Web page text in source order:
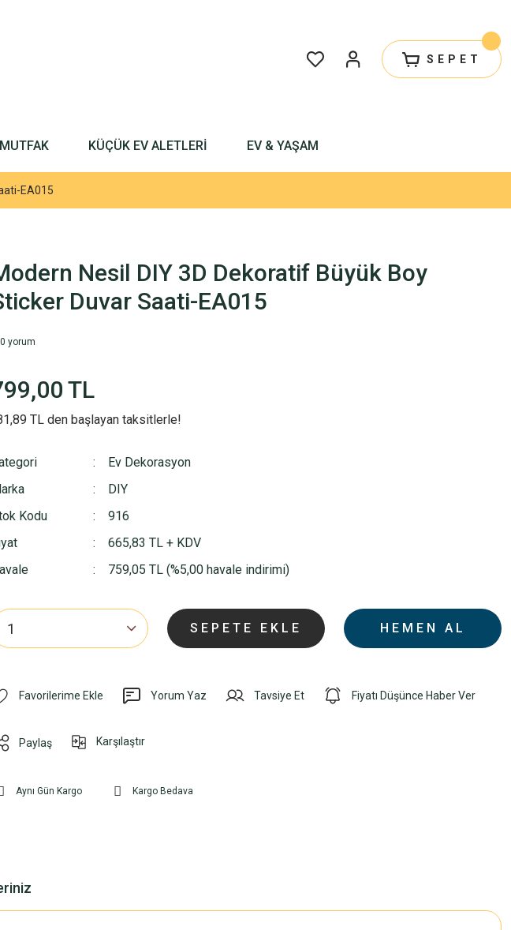
SEPET
MUTFAK KÜÇÜK EV ALETLERİ EV & YAŞAM
EA015
Nesil DIY 3D Dekoratif Büyük Boy
Duvar Saati-EA015
0 yorum
TL
TL den başlayan taksitlerle!
Ev Dekorasyon
DIY
Kodu
916
665,83 TL + KDV
759,05 TL (%5,00 havale indirimi)
SEPETE EKLE HEMEN AL
Yorum Yaz Tavsiye Et Fiyatı Düşünce Haber Ver
Paylaş Karşılaştır
Aynı Gün Kargo Kargo Bedava